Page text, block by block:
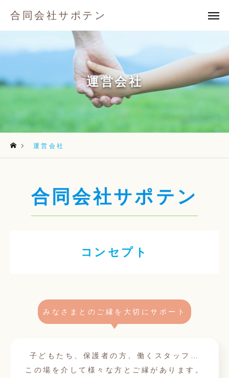
合同会社サポテン
運営会社
運営会社
合同会社サポテン
コンセプト
みなさまとのご縁を大切にサポート
子どもたち、保護者の方、働くスタッフ…
この場を介して様々な方とご縁があります。
合同会社サポテン
メール
放課後等デイサービス
採用情報
お問い合わせ